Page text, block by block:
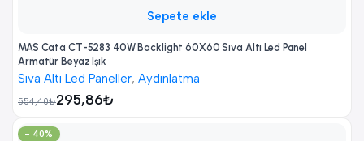
Sepete ekle
MAS Cata CT-5283 40W Backlight 60X60 Sıva Altı Led Panel
Armatür Beyaz Işık
Sıva Altı Led Paneller, Aydınlatma
554,40₺295,86₺
- 40%